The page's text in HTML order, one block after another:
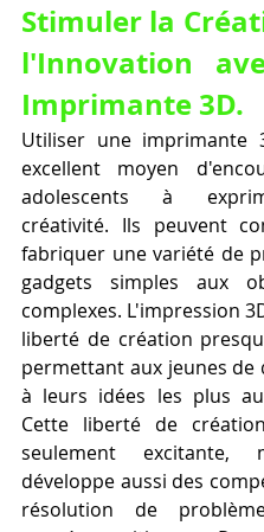
Stimuler la
l'Innovation
Imprimante 3D.
Utiliser une imprimante
excellent moyen
adolescents à
créativité. Ils peuvent
fabriquer une variété de
gadgets simples aux
complexes. L'impression
liberté de création
permettant aux jeunes de
à leurs idées les plus
Cette liberté de
seulement excitante,
développe aussi des
résolution de